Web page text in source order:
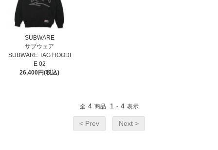
SUBWARE
サブウェア
SUBWARE TAG HOODI
E 02
26,400円(税込)
全 4 商品 1 - 4 表示
< Prev Next >